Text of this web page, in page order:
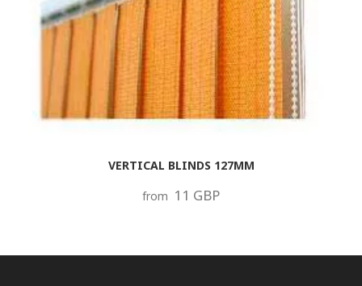
VERTICAL BLINDS 127MM
from 11 GBP